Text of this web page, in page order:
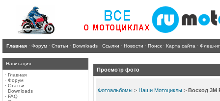
Главная · Форум · Статьи · Downloads · Ссылки · Новости · Поиск · Карта сайта · Флеш-
Навигация
· Главная
· Форум
· Статьи
· Downloads
· FAQ
Просмотр фото
Фотоальбомы > Наши Мотоциклы > Восход 3М